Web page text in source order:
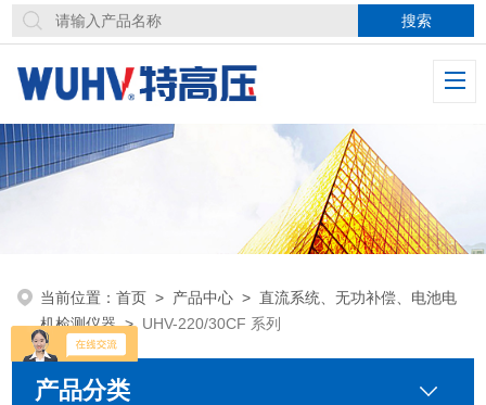
当前位置：首页 > 产品中心 >直流系统、无功补偿、电池电
机检测仪器> UHV-220/30CF 系列
产品分类